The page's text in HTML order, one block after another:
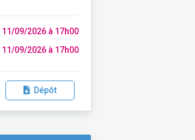
11/09/2026 à 17h00
11/09/2026 à 17h00
Dépôt